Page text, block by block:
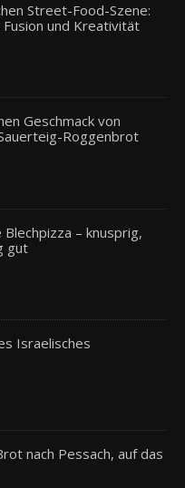
Street-Food-Szene:
Fusion und Kreativität
Geschmack von
Roggenbrot
– knusprig,
gut
Israelisches
nach Pessach, auf das